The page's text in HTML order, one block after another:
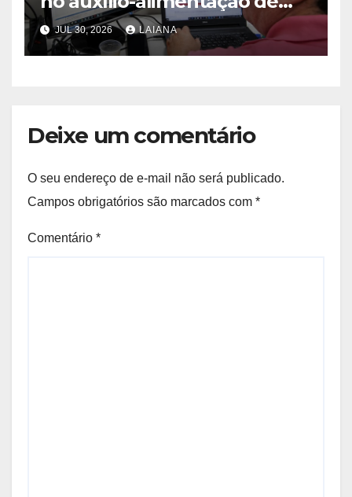
servidores Reda
JUL 30, 2026 LAIANA
Deixe um comentário
O seu endereço de e-mail não será publicado.
Campos obrigatórios são marcados com *
Comentário *